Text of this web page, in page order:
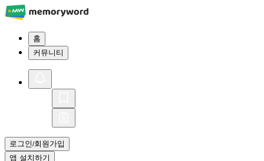
홈
커뮤니티
로그인/회원가입
앱 설치하기